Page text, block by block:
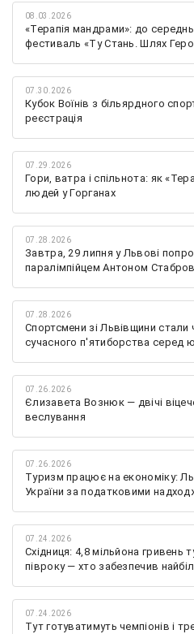
08.03.2026
«Терапія мандрами»: до
фестиваль «Ту Стань. Шлях
07.30.2026
Кубок Воїнів з більярдного
реєстрація
07.29.2026
Гори, ватра і спільнота: як
людей у Горганах
07.28.2026
Завтра, 29 липня у Львові
паралімпійцем Антоном
07.28.2026
Спортсмени зі Львівщини стали
сучасного п'ятиборства серед
07.26.2026
Єлизавета Вознюк — двічі
веслування
07.26.2026
Туризм працює на економіку:
України за податковими
07.24.2026
Східниця: 4,8 мільйона гривень
півроку — хто забезпечив
07.24.2026
Тут готуватимуть чемпіонів і